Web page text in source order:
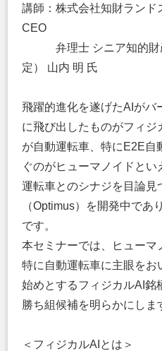
講師：株式会社知財ランド
CEO
弁理士 シニア知的財
定） 山内 明 氏
飛躍的進化を遂げたAIがバ
に飛び出したものがフィ
が自動運転車、特にE2E自
ぐのがヒューマノイドと
運転車とのシナジを目論見
（Optimus）を開発中であ
です。
本セミナーでは、ヒューマ
特に自動運転車に主眼をお
始めとするフィジカルAI銘
勝ち組候補を明らかにしま
＜フィジカルAIとは＞